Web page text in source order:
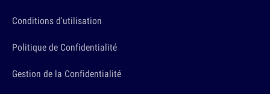
Conditions d'utilisation
Politique de Confidentialité
Gestion de la Confidentialité